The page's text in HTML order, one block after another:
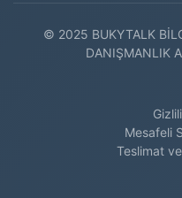
© 2025 BUKYTALK
DANIŞMANLIK
Mesafeli
Teslimat